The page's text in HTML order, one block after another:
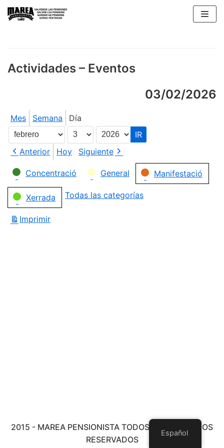
Saltar
Actividades – Eventos
03/02/2026
Mes Semana Día
Mes
Día
Año
Anterior
Hoy
Siguiente
Categorías
Concentració General Manifestació
Xerrada Todas las categorías
Imprimir
2015 - MAREA PENSIONISTA TODOS LOS DERECHOS
RESERVADOS
Español